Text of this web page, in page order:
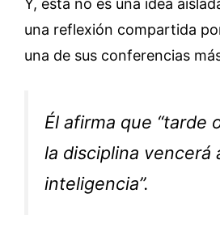
Y, esta no es una idea
una reflexión compartida
una de sus conferencias
Él afirma que “tarde
la disciplina vencerá
inteligencia”.